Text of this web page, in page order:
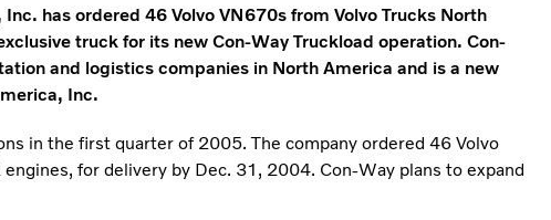
has ordered 46 Volvo VN670s from Volvo Trucks North
truck for its new Con-Way Truckload operation. Con-
and logistics companies in North America and is a new
Inc.
in the first quarter of 2005. The company ordered 46 Volvo
for delivery by Dec. 31, 2004. Con-Way plans to expand